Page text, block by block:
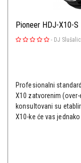
Pioneer HDJ-X10-S
- DJ
Profesionalni
X10 zatvorenim
konsultovani su
X10-ke će vas